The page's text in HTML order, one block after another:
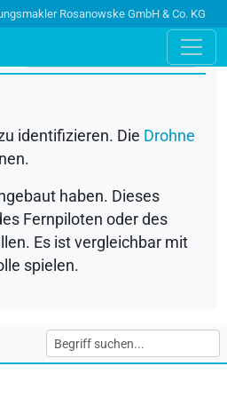
Rosanowske GmbH & Co. KG
identifizieren. Die Drohne
haben. Dieses
Fernpiloten oder des
Es ist vergleichbar mit
spielen.